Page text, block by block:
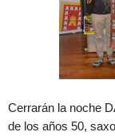
Cerrarán la noche
de los años 50,